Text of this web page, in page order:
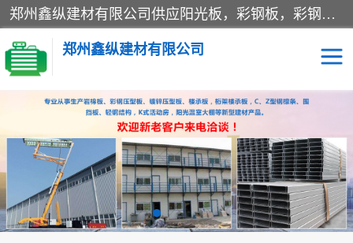
郑州鑫纵建材有限公司供应阳光板，彩钢板，彩钢钢构工程是一家集生产销售租赁安装于一体的企业，主要生产PC采光板，耐力板，仿古琉璃采光板，岩棉板、彩钢压型板、镀锌压型板、桁架楼承板，C、Z型钢檩条、围挡板、轻钢结构，阳光温室大棚等新型建材产品。公司旗下有多台移动式高空压瓦机租赁，承接全国各地业务，专业对外租赁各种型号压瓦机。
郑州鑫纵建材有限公司
高空瓦机租赁 ASA合成树脂仿古瓦
CZ型钢 FRP采光板
PC多层板 PC耐力板